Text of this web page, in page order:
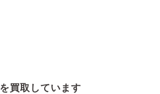
を買取しています